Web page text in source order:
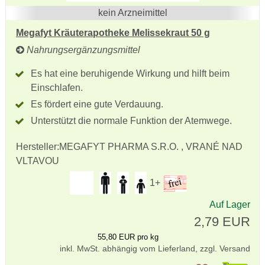
kein Arzneimittel
Megafyt Kräuterapotheke Melissekraut 50 g
Nahrungsergänzungsmittel
Es hat eine beruhigende Wirkung und hilft beim
Einschlafen.
Es fördert eine gute Verdauung.
Unterstützt die normale Funktion der Atemwege.
Hersteller:MEGAFYT PHARMA S.R.O. , VRANÉ NAD
VLTAVOU
1+
Auf Lager
2,79 EUR
55,80 EUR pro kg
inkl. MwSt. abhängig vom Lieferland, zzgl. Versand